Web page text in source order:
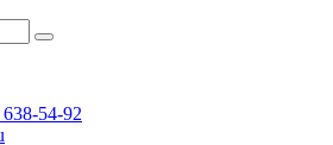
54-92